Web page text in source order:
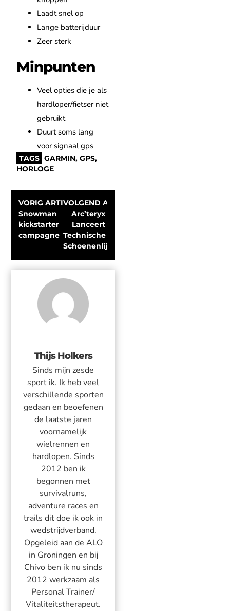
Laadt snel op
Lange batterijduur
Zeer sterk
Minpunten
Veel opties die je als
hardloper/fietser niet
gebruikt
Duurt soms lang
voor signaal gps
TAGS GARMIN,GPS,
HORLOGE
VORIG ARTIKEL
Snowman
kickstarter
campagne
VOLGEND ARTIKEL
Arc’teryx
Lanceert
Technische
Schoenenlijn
Thijs Holkers
Sinds mijn zesde
sport ik. Ik heb veel
verschillende sporten
gedaan en beoefenen
de laatste jaren
voornamelijk
wielrennen en
hardlopen. Sinds
2012 ben ik
begonnen met
survivalruns,
adventure races en
trails dit doe ik ook in
wedstrijdverband.
Opgeleid aan de ALO
in Groningen en bij
Chivo ben ik nu sinds
2012 werkzaam als
Personal Trainer/
Vitaliteitstherapeut.